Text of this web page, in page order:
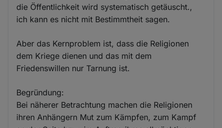
die Öffentlichkeit wird systematisch getäuscht.,
ich kann es nicht mit Bestimmtheit sagen.
Aber das Kernproblem ist, dass die Religionen
dem Kriege dienen und das mit dem
Friedenswillen nur Tarnung ist.
Begründung:
Bei näherer Betrachtung machen die Religionen
ihren Anhängern Mut zum Kämpfen, zum Kampf